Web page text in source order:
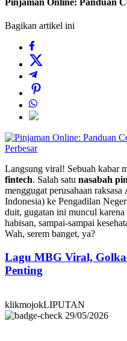
Pinjaman Online: Panduan
Bagikan artikel ini
Perbesar
Langsung viral! Sebuah kabar
fintech. Salah satu nasabah
menggugat perusahaan raksasa
Indonesia) ke Pengadilan
duit, gugatan ini muncul karena
habisan, sampai-sampai
Wah, serem banget, ya?
Lagu MBG Viral,
Penting
klikmojokLIPUTAN
29/05/2026